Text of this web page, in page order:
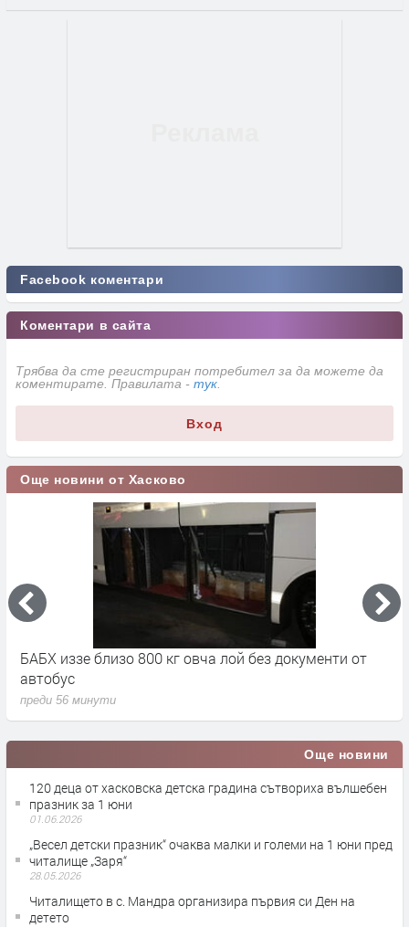
Facebook коментари
Коментари в сайта
Трябва да сте регистриран потребител за да можете да
коментирате. Правилата - тук
Вход
Още новини от Хасково
8 екипа огнеборци, доброволци и горски се включиха
в гасенето на два пожара в област Хасково
преди 1 час
Още новини
120 деца от хасковска детска градина сътвориха вълшебен
празник за 1 юни
01.06.2026
„Весел детски празник“ очаква малки и големи на 1 юни пред
читалище „Заря“
28.05.2026
Читалището в с. Мандра организира първия си Ден на
детето